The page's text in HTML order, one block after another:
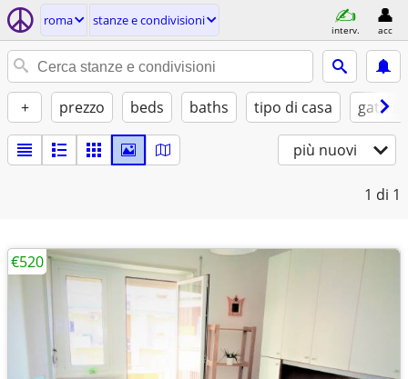
roma stanze e condivisioni
interv. acc
+ prezzo beds baths tipo di casa gatti sì
più nuovi
1 di 1
€520